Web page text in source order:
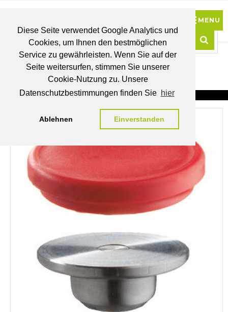
Diese Seite verwendet Google Analytics und
Cookies, um Ihnen den bestmöglichen
Service zu gewährleisten. Wenn Sie auf der
Seite weitersurfen, stimmen Sie unserer
Cookie-Nutzung zu. Unsere
Datenschutzbestimmungen finden Sie hier
Ablehnen Einverstanden
BRUTTO
PREISE
MEIN
WUNSCHLISTE